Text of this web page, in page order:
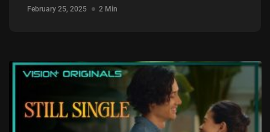
July 27, 2026
4 Min
Jadwal ASEAN Hyundai Cup 2026...
July 22, 2026 3 Min
February 25, 2025 2 Min